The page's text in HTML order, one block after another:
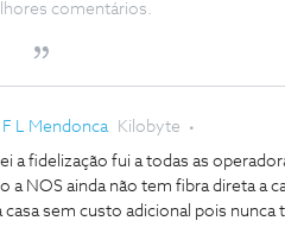
comentários.
F L Mendonca Kilobyte
a fidelização fui a todas as
a NOS ainda não tem fibra direta a
casa sem custo adicional pois